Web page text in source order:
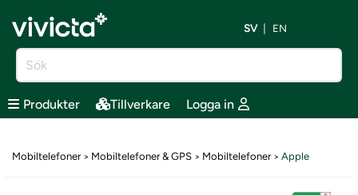
SV EN
Produkter Tillverkare Logga in
Mobiltelefoner> Mobiltelefoner & GPS > Mobiltelefoner> Apple